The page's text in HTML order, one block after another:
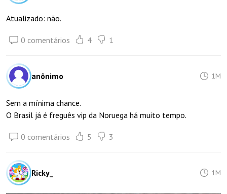
Atualizado: não.
0 comentários 4 1
anônimo 1M
Sem a mínima chance.
O Brasil já é freguês vip da Noruega há muito tempo.
0 comentários 5 3
Ricky_ 1M